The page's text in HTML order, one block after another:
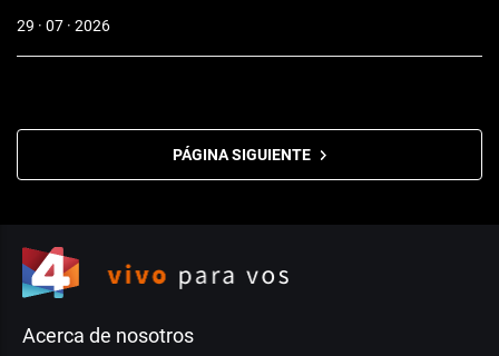
29 · 07 · 2026
PÁGINA SIGUIENTE
Acerca de nosotros